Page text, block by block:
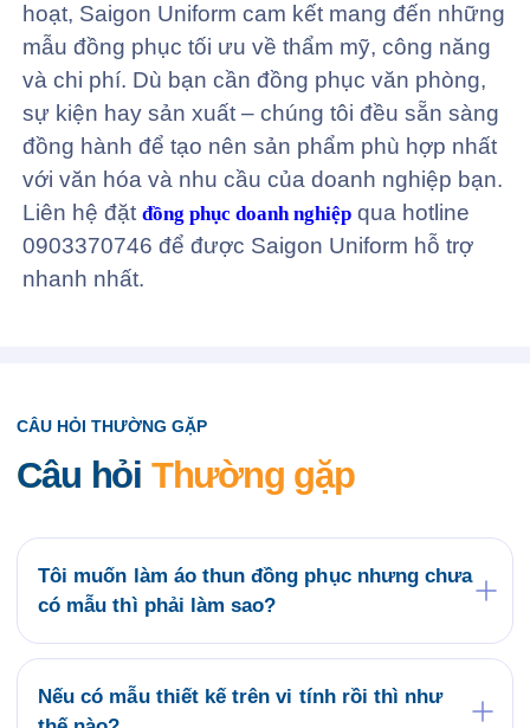
hoạt, Saigon Uniform cam kết mang đến những
mẫu đồng phục tối ưu về thẩm mỹ, công năng
và chi phí. Dù bạn cần đồng phục văn phòng,
sự kiện hay sản xuất – chúng tôi đều sẵn sàng
đồng hành để tạo nên sản phẩm phù hợp nhất
với văn hóa và nhu cầu của doanh nghiệp bạn.
Liên hệ đặtđồng phục doanh nghiệp qua hotline
0903370746 để được Saigon Uniform hỗ trợ
nhanh nhất.
CÂU HỎI THƯỜNG GẶP
Câu hỏi Thường gặp
Tôi muốn làm áo thun đồng phục nhưng chưa
có mẫu thì phải làm sao?
phục có sẵn tại website saigonuniform.com hoặc
đến trực tiếp văn phòng Saigon Uniform tại địa chỉ
Nếu có mẫu thiết kế trên vi tính rồi thì như